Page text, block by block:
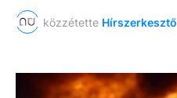
közzétette Hírszerkesztő